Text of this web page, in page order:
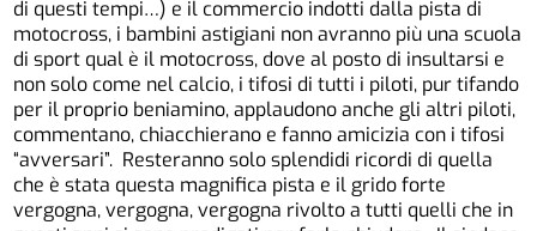
di questi tempi…) e il commercio indotti dalla pista di
motocross, i bambini astigiani non avranno più una scuola
di sport qual è il motocross, dove al posto di insultarsi e
non solo come nel calcio, i tifosi di tutti i piloti, pur tifando
per il proprio beniamino, applaudono anche gli altri piloti,
commentano, chiacchierano e fanno amicizia con i tifosi
“avversari”. Resteranno solo splendidi ricordi di quella
che è stata questa magnifica pista e il grido forte
vergogna, vergogna, vergogna rivolto a tutti quelli che in